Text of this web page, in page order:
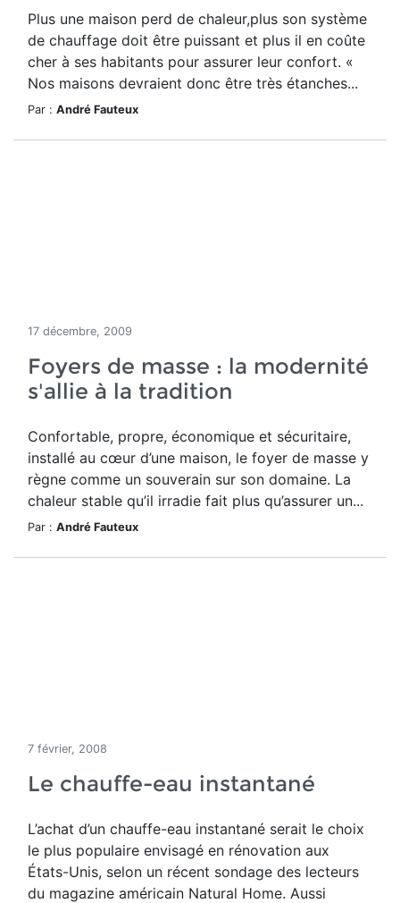
Plus une maison perd de chaleur,plus son système
de chauffage doit être puissant et plus il en coûte
cher à ses habitants pour assurer leur confort. «
Nos maisons devraient donc être très étanches...
Par : André Fauteux
17 décembre, 2009
Foyers de masse : la modernité
s'allie à la tradition
Confortable, propre, économique et sécuritaire,
installé au cœur d’une maison, le foyer de masse y
règne comme un souverain sur son domaine. La
chaleur stable qu’il irradie fait plus qu’assurer un...
Par : André Fauteux
7 février, 2008
Le chauffe-eau instantané
L’achat d’un chauffe-eau instantané serait le choix
le plus populaire envisagé en rénovation aux
États-Unis, selon un récent sondage des lecteurs
du magazine américain Natural Home. Aussi